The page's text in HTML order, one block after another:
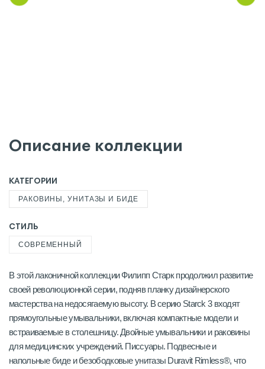
Описание коллекции
КАТЕГОРИИ
РАКОВИНЫ, УНИТАЗЫ И БИДЕ
СТИЛЬ
СОВРЕМЕННЫЙ
В этой лаконичной коллекции Филипп Старк продолжил развитие
своей революционной серии, подняв планку дизайнерского
мастерства на недосягаемую высоту. В серию Starck 3 входят
прямоугольные умывальники, включая компактные модели и
встраиваемые в столешницу. Двойные умывальники и раковины
для медицинских учреждений. Писсуары. Подвесные и
напольные биде и безободковые унитазы Duravit Rimless®, что